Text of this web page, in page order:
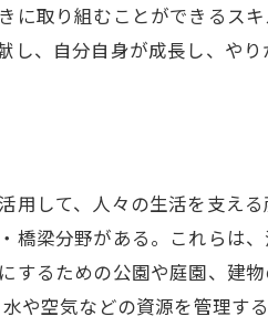
に取り組むことができるス
、自分自身が成長し、や
用して、人々の生活を支え
橋梁分野がある。これらは
するための公園や庭園、建
や空気などの資源を管理